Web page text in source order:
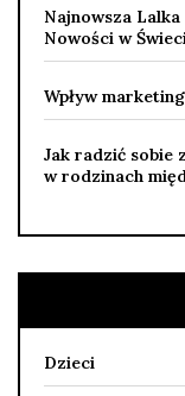
Najnowsza
Nowości w
Wpływ
Jak radzić sobie
w rodzinach
Dzieci